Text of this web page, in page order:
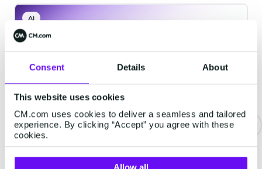
Consent Details About
This website uses cookies
CM.com uses cookies to deliver a seamless and tailored
experience. By clicking “Accept” you agree with these
cookies.
AI
Nieuw: Ask HALO, de AI-assistent
die je agents bouwt, verbetert en